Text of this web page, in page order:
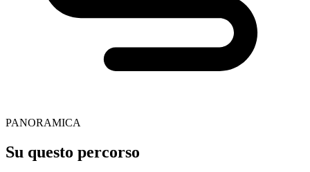
PANORAMICA
Su questo percorso